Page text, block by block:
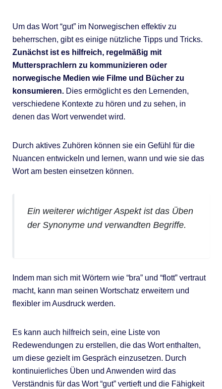
Um das Wort “gut” im Norwegischen effektiv zu
beherrschen, gibt es einige nützliche Tipps und Tricks.
Zunächst ist es hilfreich, regelmäßig mit
Muttersprachlern zu kommunizieren oder
norwegische Medien wie Filme und Bücher zu
konsumieren.Dies ermöglicht es den Lernenden,
verschiedene Kontexte zu hören und zu sehen, in
denen das Wort verwendet wird.
Durch aktives Zuhören können sie ein Gefühl für die
Nuancen entwickeln und lernen, wann und wie sie das
Wort am besten einsetzen können.
Ein weiterer wichtiger Aspekt ist das Üben
der Synonyme und verwandten Begriffe.
Indem man sich mit Wörtern wie “bra” und “flott” vertraut
macht, kann man seinen Wortschatz erweitern und
flexibler im Ausdruck werden.
Es kann auch hilfreich sein, eine Liste von
Redewendungen zu erstellen, die das Wort enthalten,
um diese gezielt im Gespräch einzusetzen. Durch
kontinuierliches Üben und Anwenden wird das
Verständnis für das Wort “gut” vertieft und die Fähigkeit